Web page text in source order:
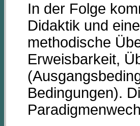
In der Folge
Didaktik und
methodische
Erweisbarkeit,
Bedingungen).